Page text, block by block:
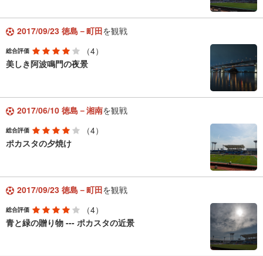
2017/09/23 徳島－町田を観戦
総合評価
（4）
美しき阿波鳴門の夜景
2017/06/10 徳島－湘南を観戦
総合評価
（4）
ポカスタの夕焼け
2017/09/23 徳島－町田を観戦
総合評価
（4）
青と緑の贈り物 --- ポカスタの近景